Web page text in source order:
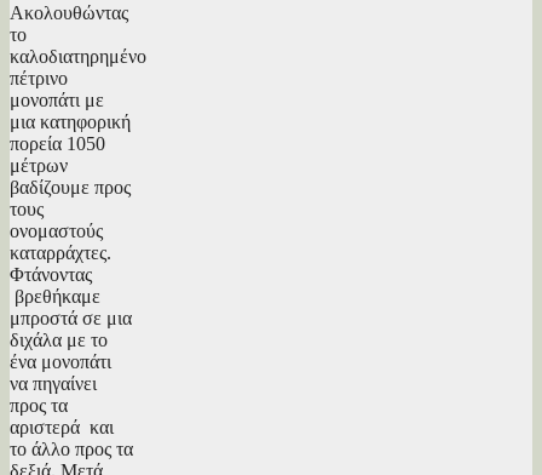
Ακολουθώντας
το
καλοδιατηρημένο
πέτρινο
μονοπάτι με
μια κατηφορική
πορεία 1050
μέτρων
βαδίζουμε προς
τους
ονομαστούς
καταρράχτες.
Φτάνοντας
βρεθήκαμε
μπροστά σε μια
διχάλα με το
ένα μονοπάτι
να πηγαίνει
προς τα
αριστερά και
το άλλο προς τα
δεξιά. Μετά